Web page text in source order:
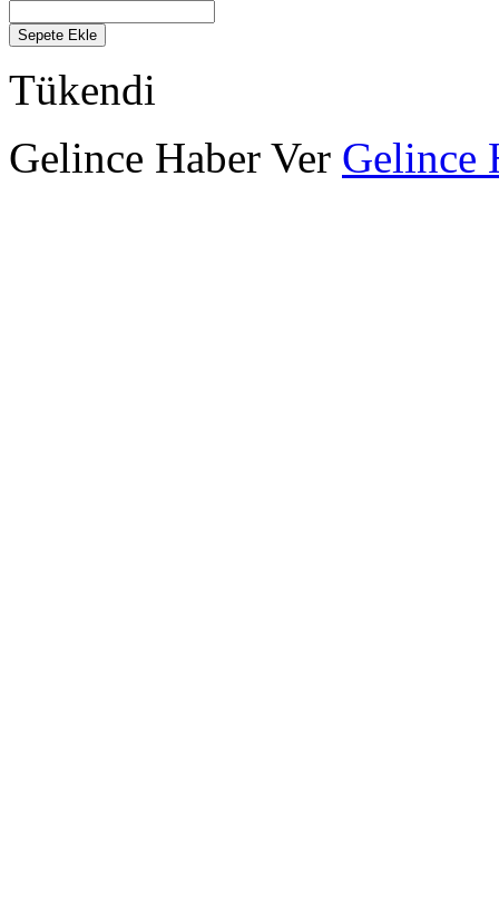
Sepete Ekle
Tükendi
Gelince Haber Ver Gelince